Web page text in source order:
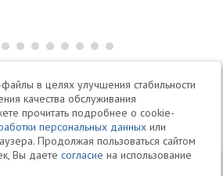
504-34-61
Telegram Max
Фирма «Клифф»
в целях улучшения стабильности
качества обслуживания
прочитать подробнее о cookie-
персональных данных или
Продолжая пользоваться сайтом
Вы даетесогласие на использование